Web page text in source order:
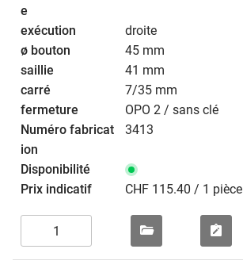
droite
45 mm
41 mm
7/35 mm
OPO 2 / sans clé
3413
CHF 115.40 / 1 pièce